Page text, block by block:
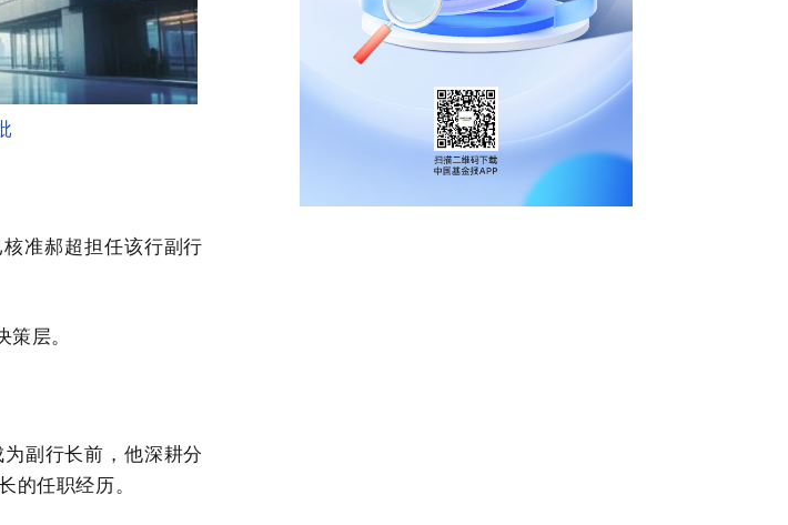
准郝超担任该行副行
层。
副行长前，他深耕分
的任职经历。